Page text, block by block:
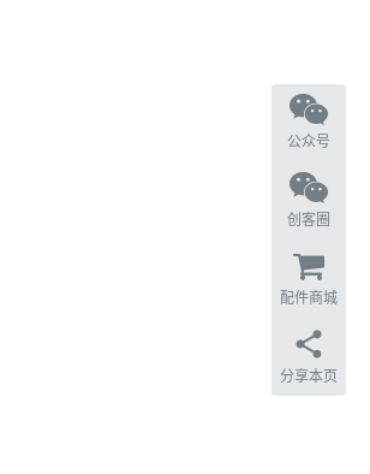
公众号
创客圈
配件商城
分享本页